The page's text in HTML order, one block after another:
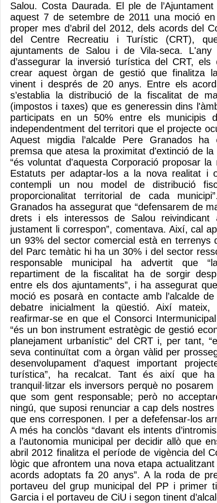
Salou. Costa Daurada. El ple de
aquest 7 de setembre de 2011 una moció
proper mes d’abril del 2012, dels acords del
del Centre Recreatiu i Turístic (CRT),
ajuntaments de Salou i de Vila-seca. L'any
d’assegurar la inversió turística del CRT, els
crear aquest òrgan de gestió que finalitza
vinent i després de 20 anys. Entre els
s’establia la distribució de la fiscalitat de
(impostos i taxes) que es generessin dins
participats en un 50% entre els municipis
independentment del territori que el projecte
Aquest migdia l’alcalde Pere Granados
premsa que atesa la proximitat d'extinció de
“és voluntat d'aquesta Corporació proposar la
Estatuts per adaptar-los a la nova realitat i
contempli un nou model de distribució
proporcionalitat territorial de cada
Granados ha assegurat que “defensarem de
drets i els interessos de Salou reivindicant
justament li correspon”, comentava. Així, cal
un 93% del sector comercial està en terrenys
del Parc temàtic hi ha un 30% i del sector
responsable municipal ha advertit que
repartiment de la fiscalitat ha de sorgir
entre els dos ajuntaments”, i ha assegurat
moció es posarà en contacte amb l’alcalde
debatre inicialment la qüestió. Així mateix,
reafirmar-se en que el Consorci
“és un bon instrument estratègic de gestió
planejament urbanístic” del CRT i, per tant,
seva continuïtat com a òrgan vàlid per
desenvolupament d’aquest important
turística”, ha recalcat. Tant és així que
tranquil·litzar els inversors perquè no
que som gent responsable; però no
ningú, que suposi renunciar a cap dels
que ens corresponen. I per a defefensar-los
A més ha conclòs “davant els intents
a l’autonomia municipal per decidir allò que
abril 2012 finalitza el període de vigència del
lògic que afrontem una nova etapa
acords adoptats fa 20 anys”. A la roda de
portaveu del grup municipal del PP i primer
Garcia i el portaveu de CiU i segon tinent